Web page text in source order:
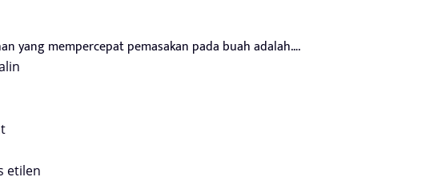
yang mempercepat pemasakan pada buah adalah….
etilen